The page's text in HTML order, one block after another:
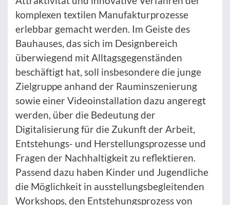
komplexen textilen Manufakturprozesse
erlebbar gemacht werden. Im Geiste des
Bauhauses, das sich im Designbereich
überwiegend mit Alltagsgegenständen
beschäftigt hat, soll insbesondere die junge
Zielgruppe anhand der Rauminszenierung
sowie einer Videoinstallation dazu angeregt
werden, über die Bedeutung der
Digitalisierung für die Zukunft der Arbeit,
Entstehungs- und Herstellungsprozesse und
Fragen der Nachhaltigkeit zu reflektieren.
Passend dazu haben Kinder und Jugendliche
die Möglichkeit in ausstellungsbegleitenden
Workshops, den Entstehungsprozess von